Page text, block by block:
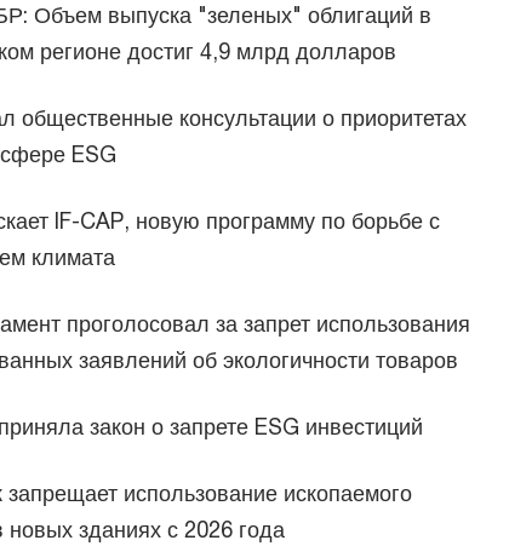
Объем выпуска "зеленых" облигаций в
регионе достиг 4,9 млрд долларов
общественные консультации о приоритетах
ESG
IF-CAP, новую программу по борьбе с
климата
проголосовал за запрет использования
заявлений об экологичности товаров
закон о запрете ESG инвестиций
использование ископаемого
новых зданиях с 2026 года